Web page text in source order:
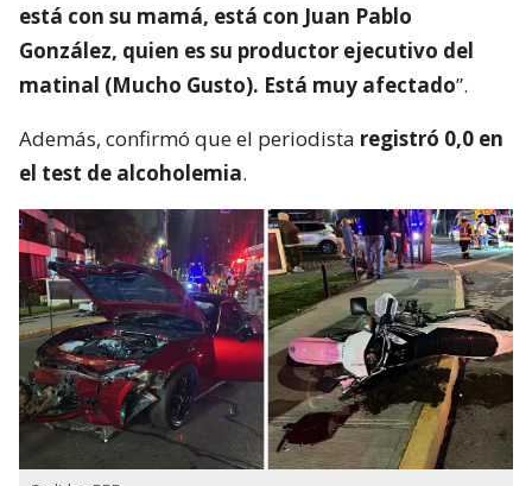
está con su mamá, está con Juan Pablo
González, quien es su productor ejecutivo del
matinal (Mucho Gusto). Está muy afectado”.
Además, confirmó que el periodista registró 0,0 en
el test de alcoholemia.